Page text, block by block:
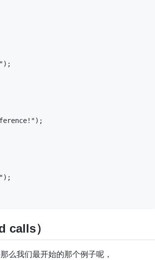
calls）
么我们最开始的那个例子呢，